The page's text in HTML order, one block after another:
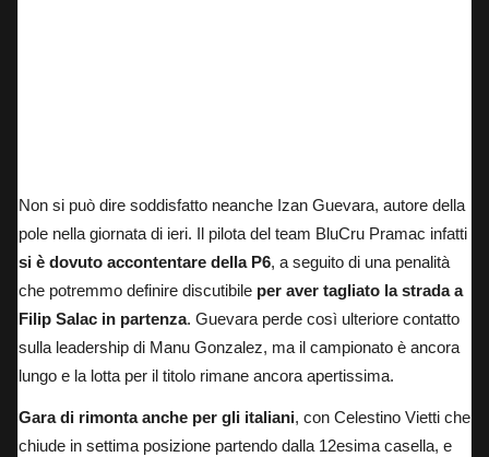
Non si può dire soddisfatto neanche Izan Guevara, autore della
pole nella giornata di ieri. Il pilota del team BluCru Pramac infatti
si è dovuto accontentare della P6, a seguito di una penalità
che potremmo definire discutibile per aver tagliato la strada a
Filip Salac in partenza. Guevara perde così ulteriore contatto
sulla leadership di Manu Gonzalez, ma il campionato è ancora
lungo e la lotta per il titolo rimane ancora apertissima.
Gara di rimonta anche per gli italiani, con Celestino Vietti che
chiude in settima posizione partendo dalla 12esima casella, e